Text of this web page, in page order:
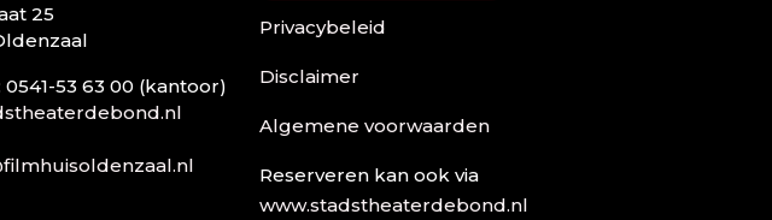
25
53 63 00 (kantoor)
Privacybeleid
Disclaimer
Algemene voorwaarden
Reserveren kan ook via
www.stadstheaterdebond.nl